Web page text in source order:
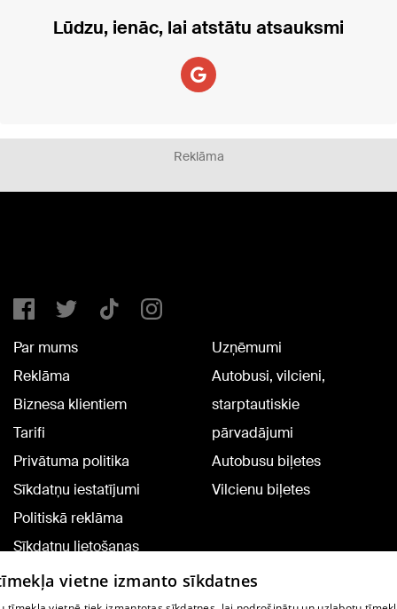
Lūdzu, ienāc, lai atstātu atsauksmi
Reklāma
Par mums
Reklāma
Biznesa klientiem
Tarifi
Privātuma politika
Sīkdatņu iestatījumi
Politiskā reklāma
Sīkdatņu lietošanas
noteikumi
Komentāru pievienošana
Uzņēmumi
Autobusi, vilcieni,
starptautiskie
pārvadājumi
Autobusu biļetes
Vilcienu biļetes
vietne izmanto sīkdatnes